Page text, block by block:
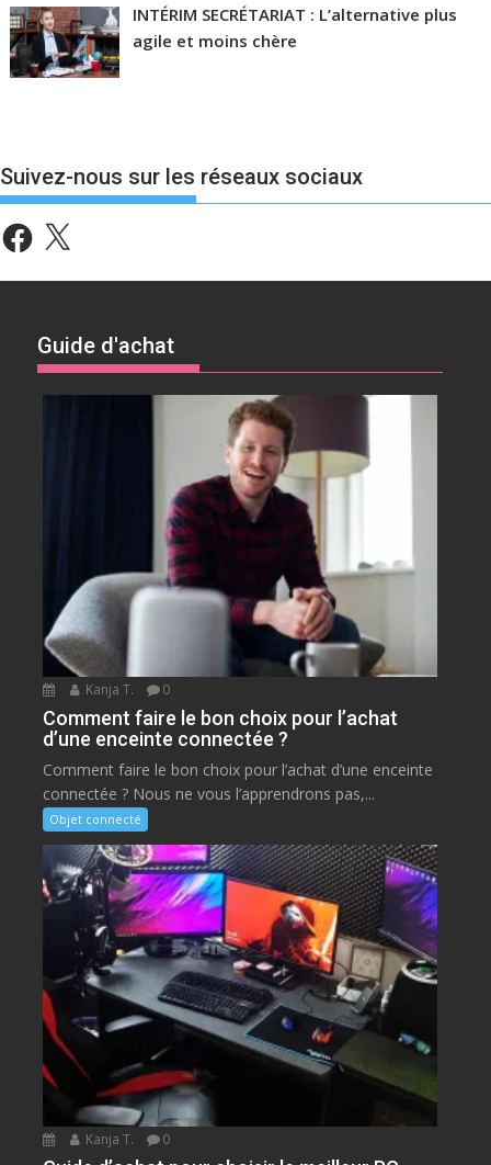
INTÉRIM SECRÉTARIAT : L’alternative plus
agile et moins chère
Suivez-nous sur les réseaux sociaux
Facebook
X
Guide d'achat
Kanja T. 0
Comment faire le bon choix pour l’achat
d’une enceinte connectée ?
Comment faire le bon choix pour l’achat d’une enceinte
connectée ? Nous ne vous l’apprendrons pas,...
Objet connecté
Kanja T. 0